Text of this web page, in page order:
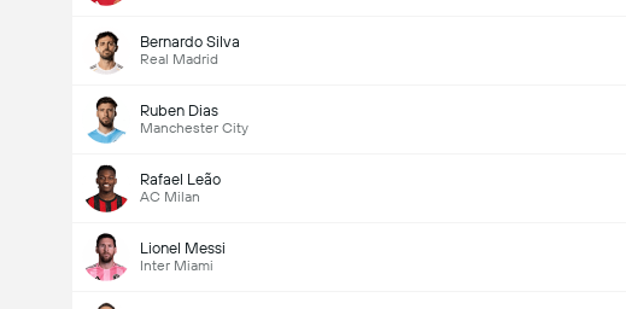
Bernardo Silva
Real Madrid
Ruben Dias
Manchester City
Rafael Leão
AC Milan
Lionel Messi
Inter Miami